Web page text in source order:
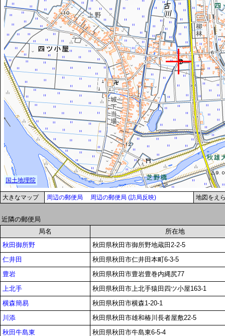
大きなマップ 周辺の郵便局 周辺の郵便局 (訪局反映) 地図をえ
近隣の郵便局
局名
所在地
秋田御所野
秋田県秋田市御所野地蔵田2-2-5
仁井田
秋田県秋田市仁井田本町6-3-5
豊岩
秋田県秋田市豊岩豊巻内縄尻77
上北手
秋田県秋田市上北手猿田四ツ小屋163-1
横森簡易
秋田県秋田市横森1-20-1
川添
秋田県秋田市雄和椿川長者屋敷22-5
秋田牛島東
秋田県秋田市牛島東6-5-4